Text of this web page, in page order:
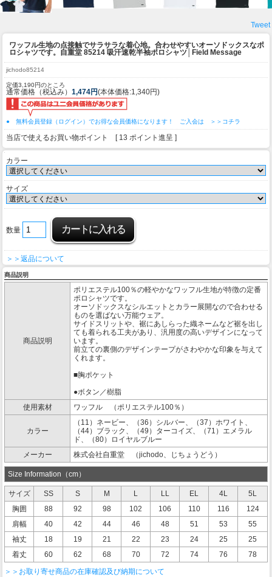
Tweet
ワッフル生地の点接触でサラサラな着心地。合わせやすいオーソドックスなポ
ロシャツです。 自重堂 85214 吸汗速乾半袖ポロシャツ│Field Message
jichodo85214
定価3,190円のところ
通常価格（税込み） 1,474円(本体価格:1,340円)
● 無料会員登録（ログイン）でお得な会員価格になります！ ご入会は ＞＞コチラ
当店で使えるお買い物ポイント [ 13 ポイント進呈 ]
カラー
サイズ
数量
＞＞返品について
商品説明
商品説明
ポリエステル100％の軽やかなワッフル生地が特徴の定番
ポロシャツです。
オーソドックスなシルエットとカラー展開なので合わせる
ものを選ばない万能ウェア。
サイドスリットや、裾にあしらった織ネームなど裾を出し
ても着られる工夫があり、汎用度の高いデザインになって
います。
前立ての裏側のデザインテープがさわやかな印象を与えて
くれます。
■胸ポケット
●ボタン／樹脂
使用素材
ワッフル （ポリエステル100％）
カラー
（11）ネービー、（36）シルバー、（37）ホワイト、
（44）ブラック、（49）ターコイズ、（71）エメラル
ド、（80）ロイヤルブルー
メーカー
株式会社自重堂 （jichodo、じちょうどう）
Size Information（cm）
サイズ SS S M L LL EL 4L
5L
胸囲
88 92 98 102 106 110 116
124
肩幅
40 42 44 46 48 51 53
55
袖丈
18 19 21 22 23 24 25
25
着丈
60 62 68 70 72 74 76
78
＞＞お取り寄せ商品の在庫確認及び納期について